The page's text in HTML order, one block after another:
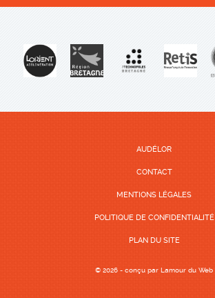
AUDÉLOR
CONTACT
MENTIONS LÉGALES
POLITIQUE DE CONFIDENTIALITÉ
PLAN DU SITE
© 2026 - conçu parLamour du Web